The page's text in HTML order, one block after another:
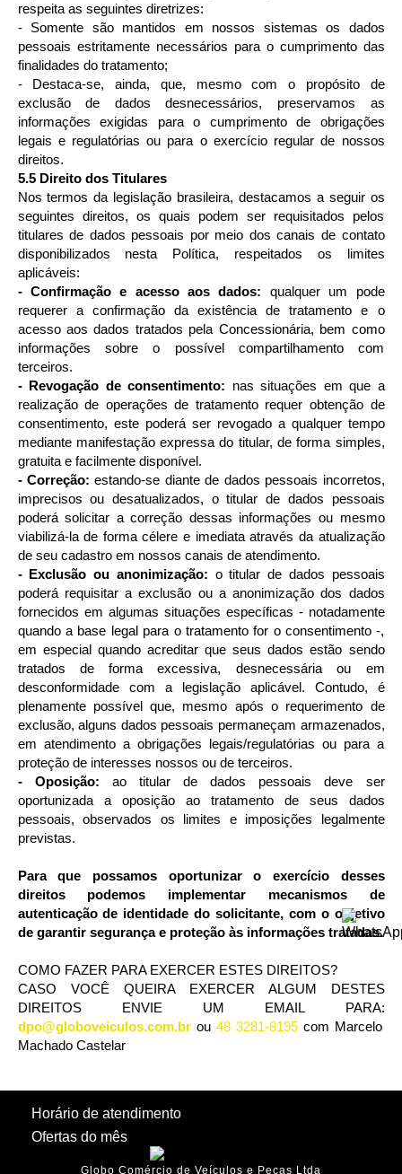
respeita as seguintes diretrizes:
- Somente são mantidos em nossos sistemas os dados
pessoais estritamente necessários para o cumprimento das
finalidades do tratamento;
- Destaca-se, ainda, que, mesmo com o propósito de
exclusão de dados desnecessários, preservamos as
informações exigidas para o cumprimento de obrigações
legais e regulatórias ou para o exercício regular de nossos
direitos.
5.5 Direito dos Titulares
Nos termos da legislação brasileira, destacamos a seguir os
seguintes direitos, os quais podem ser requisitados pelos
titulares de dados pessoais por meio dos canais de contato
disponibilizados nesta Política, respeitados os limites
aplicáveis:
- Confirmação e acesso aos dados: qualquer um pode
requerer a confirmação da existência de tratamento e o
acesso aos dados tratados pela Concessionária, bem como
informações sobre o possível compartilhamento com
terceiros.
- Revogação de consentimento: nas situações em que a
realização de operações de tratamento requer obtenção de
consentimento, este poderá ser revogado a qualquer tempo
mediante manifestação expressa do titular, de forma simples,
gratuita e facilmente disponível.
- Correção: estando-se diante de dados pessoais incorretos,
imprecisos ou desatualizados, o titular de dados pessoais
poderá solicitar a correção dessas informações ou mesmo
viabilizá-la de forma célere e imediata através da atualização
de seu cadastro em nossos canais de atendimento.
- Exclusão ou anonimização: o titular de dados pessoais
poderá requisitar a exclusão ou a anonimização dos dados
fornecidos em algumas situações específicas - notadamente
quando a base legal para o tratamento for o consentimento -,
em especial quando acreditar que seus dados estão sendo
tratados de forma excessiva, desnecessária ou em
desconformidade com a legislação aplicável. Contudo, é
plenamente possível que, mesmo após o requerimento de
exclusão, alguns dados pessoais permaneçam armazenados,
em atendimento a obrigações legais/regulatórias ou para a
proteção de interesses nossos ou de terceiros.
- Oposição: ao titular de dados pessoais deve ser
oportunizada a oposição ao tratamento de seus dados
pessoais, observados os limites e imposições legalmente
previstas.
Para que possamos oportunizar o exercício desses
direitos podemos implementar mecanismos de
autenticação de identidade do solicitante, com o objetivo
de garantir segurança e proteção às informações tratadas.
COMO FAZER PARA EXERCER ESTES DIREITOS?
CASO VOCÊ QUEIRA EXERCER ALGUM DESTES
DIREITOS ENVIE UM EMAIL PARA:
dpo@globoveiculos.com.brou 48 3281-8195 com Marcelo
Machado Castelar
Horário de atendimento
Ofertas do mês
Globo Comércio de Veículos e Peças Ltda